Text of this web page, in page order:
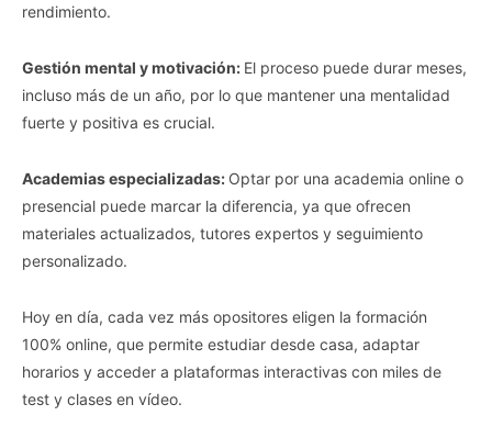
rendimiento.
Gestión mental y motivación: El proceso puede durar meses,
incluso más de un año, por lo que mantener una mentalidad
fuerte y positiva es crucial.
Academias especializadas: Optar por una academia online o
presencial puede marcar la diferencia, ya que ofrecen
materiales actualizados, tutores expertos y seguimiento
personalizado.
Hoy en día, cada vez más opositores eligen la formación
100% online, que permite estudiar desde casa, adaptar
horarios y acceder a plataformas interactivas con miles de
test y clases en vídeo.